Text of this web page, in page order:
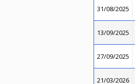
31/08/2025
13/09/2025
27/09/2025
21/03/2026